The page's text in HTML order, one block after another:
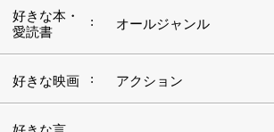
■この道を志したきっかけや現在に至るまでの
経緯をお聞かせください。
れて育ったというのは大きかったと思います。ただ、実
ました。父の世界以外の仕事を見た経験が、決断への後